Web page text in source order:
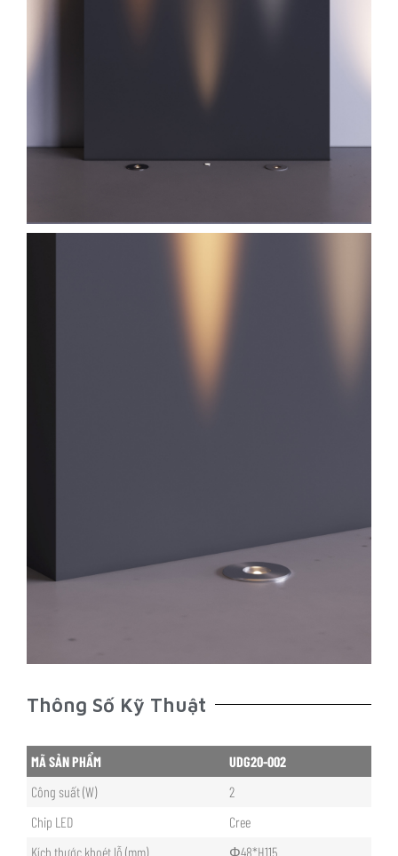
Thông Số Kỹ Thuật
MÃ SẢN PHẨM
UDG20-002
Công suất (W)
2
Chip LED
Cree
Kích thước khoét lỗ (mm)
Φ48*H115